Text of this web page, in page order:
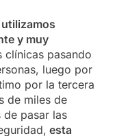
y muy
clínicas pasando
luego por
por la tercera
de miles de
de pasar las
esta